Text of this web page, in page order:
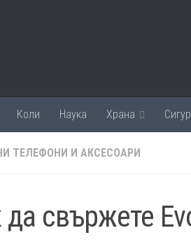
Коли Наука Храна
ТЕЛЕФОНИ И АКСЕСОАРИ
да свържете